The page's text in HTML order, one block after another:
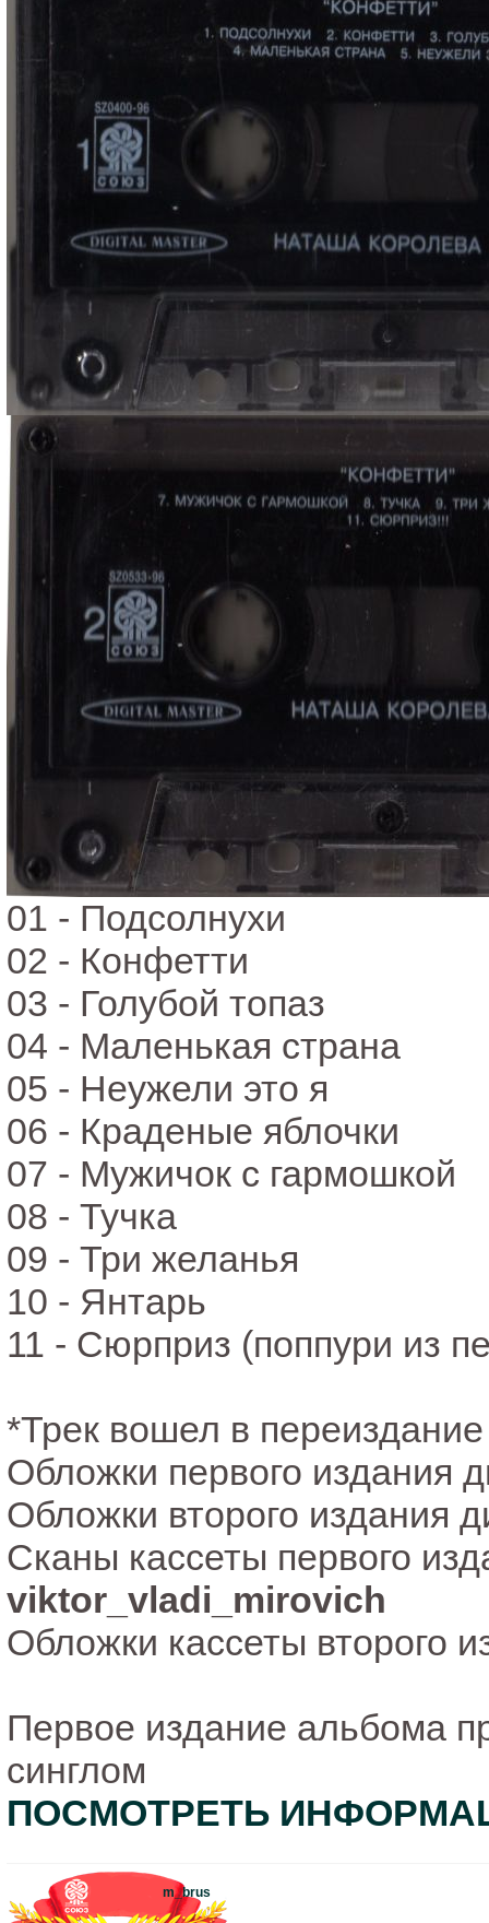
01 - Подсолнухи
02 - Конфетти
03 - Голубой топаз
04 - Маленькая страна
05 - Неужели это я
06 - Краденые яблочки
07 - Мужичок с гармошкой
08 - Тучка
09 - Три желанья
10 - Янтарь
11 - Сюрприз (поппури из
*Трек вошел в переиздание
Обложки первого издания
Обложки второго издания
Сканы кассеты первого
viktor_vladi_mirovich
Обложки кассеты второго
Первое издание альбома
синглом
ПОСМОТРЕТЬ
m_brus